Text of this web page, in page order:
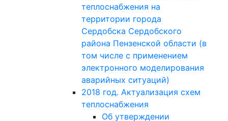
теплоснабжения на
территории города
Сердобска Сердобского
района Пензенской области (в
том числе с применением
электронного моделирования
аварийных ситуаций)
2018 год. Актуализация схем
теплоснабжения
Об утверждении